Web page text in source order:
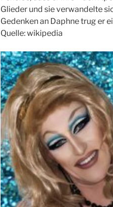
Glieder und sie verwandelte
Gedenken an Daphne trug er
Quelle: wikipedia